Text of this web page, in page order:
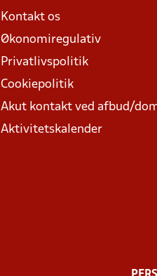
Kontakt os
Økonomiregulativ
Privatlivspolitik
Cookiepolitik
Akut kontakt ved afbud/
Aktivitetskalender